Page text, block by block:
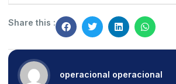
Share this :
operacional operacional